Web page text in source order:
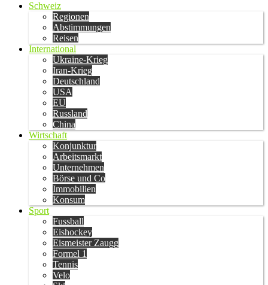
Schweiz
Regionen
Abstimmungen
Reisen
International
Ukraine-Krieg
Iran-Krieg
Deutschland
USA
EU
Russland
China
Wirtschaft
Konjunktur
Arbeitsmarkt
Unternehmen
Börse und Co
Immobilien
Konsum
Sport
Fussball
Eishockey
Eismeister Zaugg
Formel 1
Tennis
Velo